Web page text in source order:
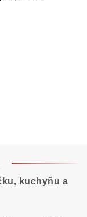
kuchyňu a